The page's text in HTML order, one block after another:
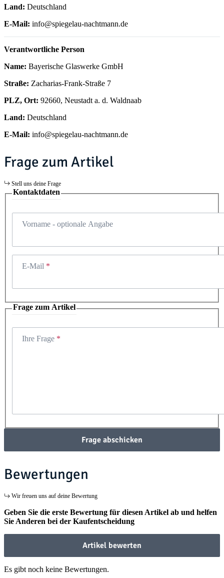
Land: Deutschland
E-Mail: info@spiegelau-nachtmann.de
Verantwortliche Person
Name: Bayerische Glaswerke GmbH
Straße: Zacharias-Frank-Straße 7
PLZ, Ort: 92660, Neustadt a. d. Waldnaab
Land: Deutschland
E-Mail: info@spiegelau-nachtmann.de
Frage zum Artikel
Stell uns deine Frage
Kontaktdaten
Vorname - optionale Angabe
E-Mail
Frage zum Artikel
Ihre Frage
Frage abschicken
Bewertungen
Wir freuen uns auf deine Bewertung
Geben Sie die erste Bewertung für diesen Artikel ab und helfen
Sie Anderen bei der Kaufentscheidung
Artikel bewerten
Es gibt noch keine Bewertungen.